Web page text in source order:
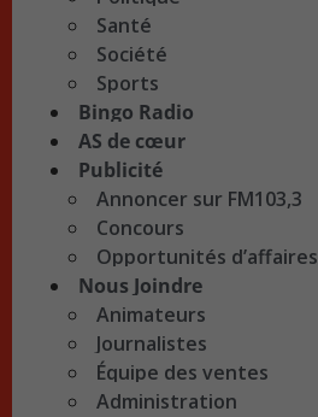
Santé
Société
Sports
Bingo Radio
AS de cœur
Publicité
Annoncer sur FM103,3
Concours
Opportunités d’affaires
Nous Joindre
Animateurs
Journalistes
Équipe des ventes
Administration